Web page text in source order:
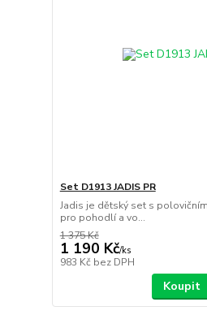
Set D1913 JADIS PR
Jadis je dětský set s
pro pohodlí a vo...
1 375 Kč
1 190 Kč/ks
983 Kč bez DPH
Koupit